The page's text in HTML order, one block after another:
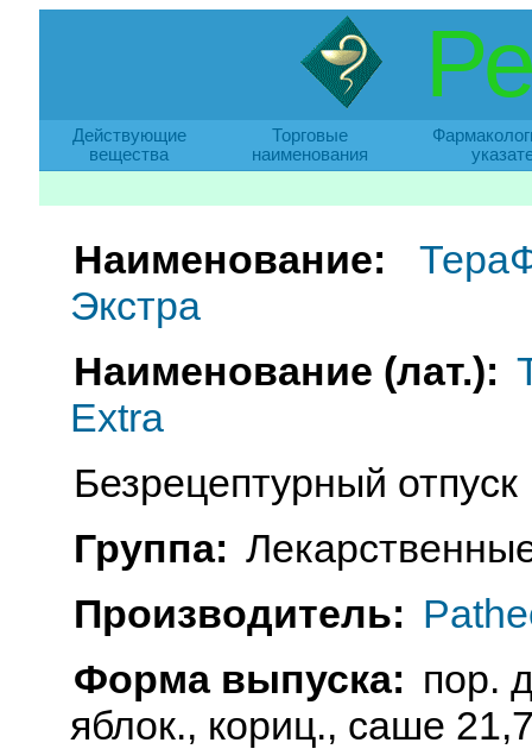
Действующие
вещества
Торговые
наименования
Наименование:
Экстра
Наименование (лат.):
Extra
Безрецептурный отпуск
Группа:
Производитель:
Форма выпуска: пор.
яблок., кориц., саше